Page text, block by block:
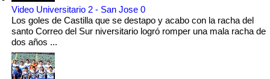
Video Universitario 2 - San Jose 0
Los goles de Castilla que se destapo y acabo con la racha del
santo Correo del Sur niversitario logró romper una mala racha de
dos años ...